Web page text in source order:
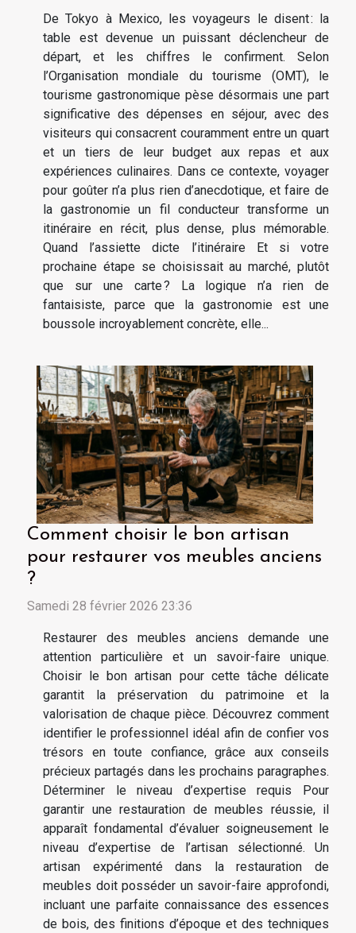
De Tokyo à Mexico, les voyageurs le disent : la
table est devenue un puissant déclencheur de
départ, et les chiffres le confirment. Selon
l’Organisation mondiale du tourisme (OMT), le
tourisme gastronomique pèse désormais une part
significative des dépenses en séjour, avec des
visiteurs qui consacrent couramment entre un quart
et un tiers de leur budget aux repas et aux
expériences culinaires. Dans ce contexte, voyager
pour goûter n’a plus rien d’anecdotique, et faire de
la gastronomie un fil conducteur transforme un
itinéraire en récit, plus dense, plus mémorable.
Quand l’assiette dicte l’itinéraire Et si votre
prochaine étape se choisissait au marché, plutôt
que sur une carte ? La logique n’a rien de
fantaisiste, parce que la gastronomie est une
boussole incroyablement concrète, elle...
Comment choisir le bon artisan
pour restaurer vos meubles anciens
?
Samedi 28 février 2026 23:36
Restaurer des meubles anciens demande une
attention particulière et un savoir-faire unique.
Choisir le bon artisan pour cette tâche délicate
garantit la préservation du patrimoine et la
valorisation de chaque pièce. Découvrez comment
identifier le professionnel idéal afin de confier vos
trésors en toute confiance, grâce aux conseils
précieux partagés dans les prochains paragraphes.
Déterminer le niveau d’expertise requis Pour
garantir une restauration de meubles réussie, il
apparaît fondamental d’évaluer soigneusement le
niveau d’expertise de l’artisan sélectionné. Un
artisan expérimenté dans la restauration de
meubles doit posséder un savoir-faire approfondi,
incluant une parfaite connaissance des essences
de bois, des finitions d’époque et des techniques